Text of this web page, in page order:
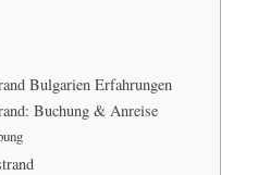
Bulgarien Erfahrungen
Buchung & Anreise